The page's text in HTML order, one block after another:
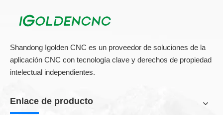
Shandong Igolden CNC es un proveedor de soluciones de la
aplicación CNC con tecnología clave y derechos de propiedad
intelectual independientes.
Enlace de producto